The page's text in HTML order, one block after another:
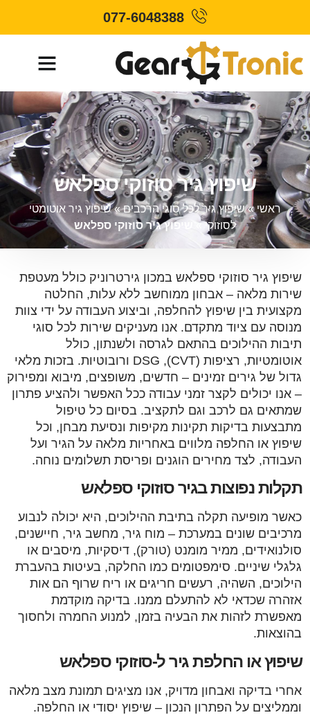
077-6048388
שיפוץ גיר סוזוקי ספלאש
ראשי»שיפוץ גיר לכל סוגי הרכבים»שיפוץ גיר אוטומטי
לסוזוקי» שיפוץ גיר סוזוקי ספלאש
שיפוץ גיר סוזוקי ספלאש במכון גירטרוניק כולל מעטפת
שירות מלאה – אבחון ממוחשב ללא עלות, החלטה
מקצועית בין שיפוץ להחלפה, וביצוע העבודה על ידי צוות
מנוסה עם ציוד מתקדם. אנו מעניקים שירות לכל סוגי
תיבות ההילוכים בהתאם לגרסה ולשנתון, כולל
אוטומטיות, רציפות (CVT), DSG ורובוטיות. בזכות מלאי
גדול של גירים זמינים – חדשים, משופצים, מיבוא ומפירוק
– אנו יכולים לקצר זמני עבודה ככל האפשר ולהציע פתרון
שמתאים גם לרכב וגם לתקציב. בסיום כל טיפול
מתבצעות בדיקות תקינות מקיפות ונסיעת מבחן, וכל
שיפוץ או החלפה מלווים באחריות מלאה על הגיר ועל
העבודה, לצד מחירים הוגנים ופריסת תשלומים נוחה.
תקלות נפוצות בגיר סוזוקי ספלאש
כאשר מופיעה תקלה בתיבת ההילוכים, היא יכולה לנבוע
מרכיבים שונים במערכת – מוח גיר, מחשב גיר, חיישנים,
סולנואידים, ממיר מומנט (טורק), דיסקיות, מיסבים או
גלגלי שיניים. סימפטומים כמו החלקה, בעיטות בהעברת
הילוכים, השהיה, רעשים חריגים או ריח שרוף הם אות
אזהרה שכדאי לא להתעלם ממנו. בדיקה מוקדמת
מאפשרת לזהות את הבעיה בזמן, למנוע החמרה ולחסוך
בהוצאות.
שיפוץ או החלפת גיר ל-סוזוקי ספלאש
אחרי בדיקה ואבחון מדויק, אנו מציגים תמונת מצב מלאה
וממליצים על הפתרון הנכון – שיפוץ יסודי או החלפה.